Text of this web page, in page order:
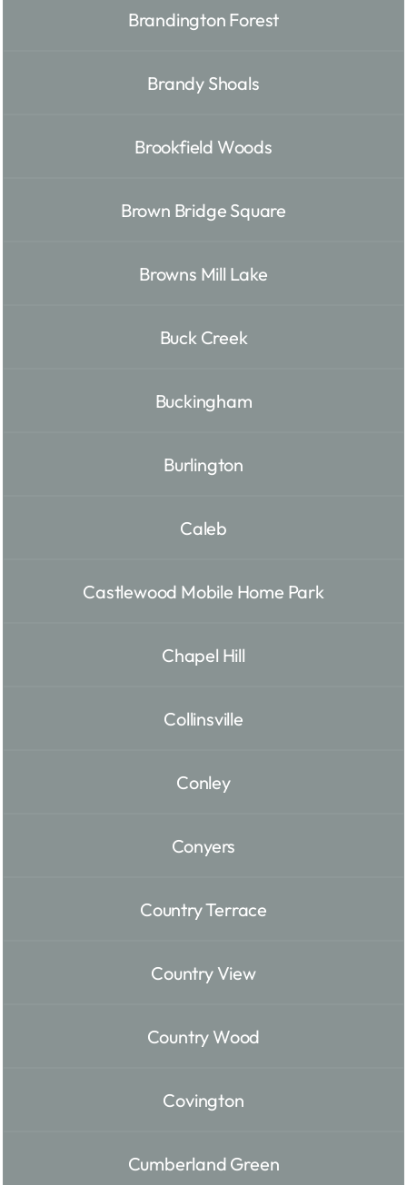
Brandington Forest
Brandy Shoals
Brookfield Woods
Brown Bridge Square
Browns Mill Lake
Buck Creek
Buckingham
Burlington
Caleb
Castlewood Mobile Home Park
Chapel Hill
Collinsville
Conley
Conyers
Country Terrace
Country View
Country Wood
Covington
Cumberland Green